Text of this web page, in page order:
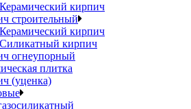
Керамический кирпич
строительный
Керамический кирпич
Силикатный кирпич
огнеупорный
плитка
(уценка)